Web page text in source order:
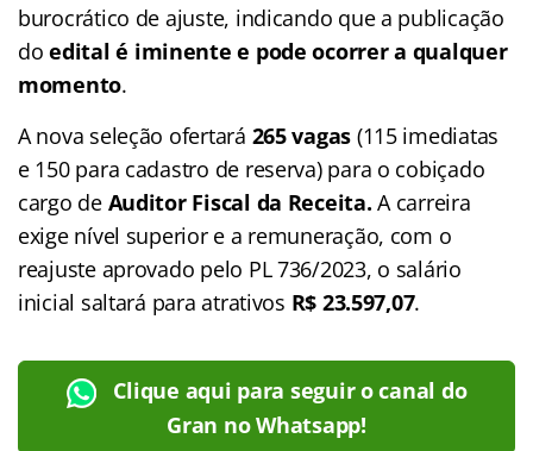
burocrático de ajuste, indicando que a publicação
doedital é iminente e pode ocorrer a qualquer
momento.
A nova seleção ofertará 265 vagas (115 imediatas
e 150 para cadastro de reserva) para o cobiçado
cargo de Auditor Fiscal da Receita. A carreira
exige nível superior e a remuneração, com o
reajuste aprovado pelo PL 736/2023, o salário
inicial saltará para atrativos R$ 23.597,07.
Clique aqui para seguir o canal do
Gran no Whatsapp!